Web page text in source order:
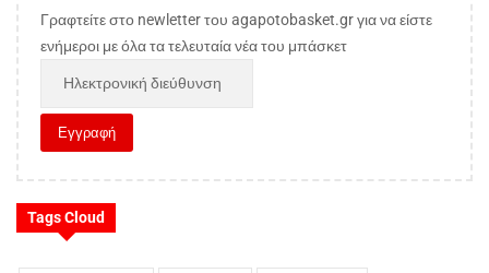
Γραφτείτε στο newletter του agapotobasket.gr για να είστε
ενήμεροι με όλα τα τελευταία νέα του μπάσκετ
Tags Cloud